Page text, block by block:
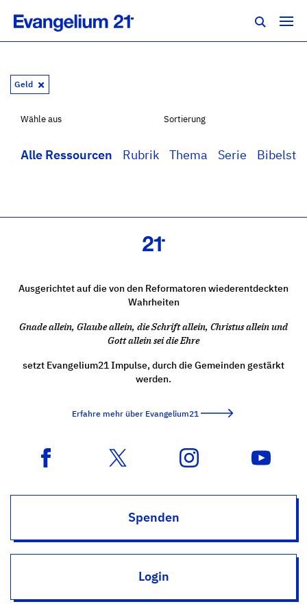
Geld
Wähle aus
Alle Ressourcen Rubrik Thema Serie
Sortierung
Ausgerichtet auf die von den Reformatoren wiederentdeckten
Wahrheiten
Gnade allein, Glaube allein, die Schrift allein, Christus allein und
Gott allein sei die Ehre
setzt Evangelium21 Impulse, durch die Gemeinden gestärkt
werden.
Erfahre mehr über Evangelium21
Spenden
Login